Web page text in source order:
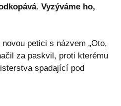
Vyzýváme ho,
petici s názvem „Oto,
za paskvil, proti kterému
spadající pod